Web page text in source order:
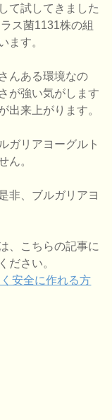
て試してきました
ス菌1131株の組
ます。
んある環境なの
が強い気がします
出来上がります。
ガリアヨーグルト
ん。
非、ブルガリアヨ
、こちらの記事に
ださい。
安全に作れる方